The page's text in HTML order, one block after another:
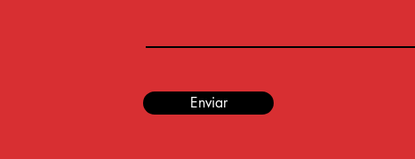
Enviar